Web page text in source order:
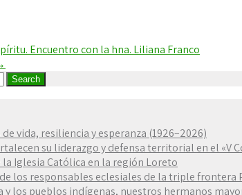
Encuentro con la hna. Liliana Franco
vida, resiliencia y esperanza (1926–2026)
su liderazgo y defensa territorial en el «V
Iglesia Católica en la región Loreto
los responsables eclesiales de la triple frontera
y los pueblos indígenas, nuestros hermanos